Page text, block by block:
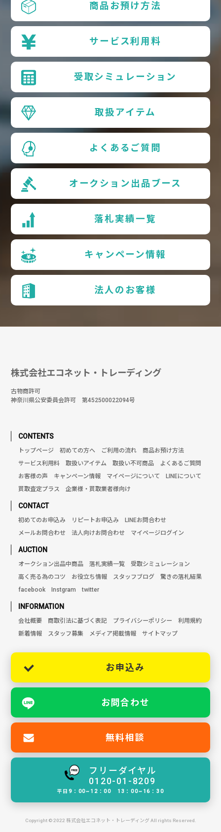
商品お預け方法
サービス利用料
受取シミュレーション
取扱アイテム
よくあるご質問
オークション出品ブース
落札実績一覧
キャンペーン情報
法人のお客様
株式会社エコネット・トレーディング
古物商許可
神奈川県公安委員会許可 第452500022094号
CONTENTS
トップページ 初めての方へ ご利用の流れ
商品お預け方法
サービス利用料
取扱いアイテム 取扱い不可商品
よくあるご質問
お客様の声
キャンペーン情報 マイページについて
LINEについて
買取査定プラス
企業様・買取業者様向け
CONTACT
初めてのお申込み リピートお申込み
LINEお問合わせ
メールお問合わせ
法人向けお問合わせ マイページログイン
AUCTION
オークション出品中商品 落札実績一覧
受取シミュレーション
高く売る為のコツ
お役立ち情報 スタッフブログ
驚きの落札結果
facebook
Instgram twitter
INFORMATION
会社概要 商取引法に基づく表記 プライバシーポリシー
利用規約
新着情報
スタッフ募集 メディア掲載情報 サイトマップ
お申込み
お問合わせ
無料相談
フリーダイヤル
0120-01-8209
平日9：00~12：00 13：00~16：30
Copyright © 2022 株式会社エコネット・トレーディング All rights Reserved.